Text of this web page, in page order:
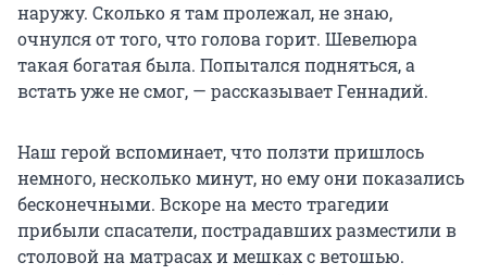
наружу. Сколько я там пролежал, не знаю,
очнулся от того, что голова горит. Шевелюра
такая богатая была. Попытался подняться, а
встать уже не смог, — рассказывает Геннадий.
Наш герой вспоминает, что ползти пришлось
немного, несколько минут, но ему они показались
бесконечными. Вскоре на место трагедии
прибыли спасатели, пострадавших разместили в
столовой на матрасах и мешках с ветошью.